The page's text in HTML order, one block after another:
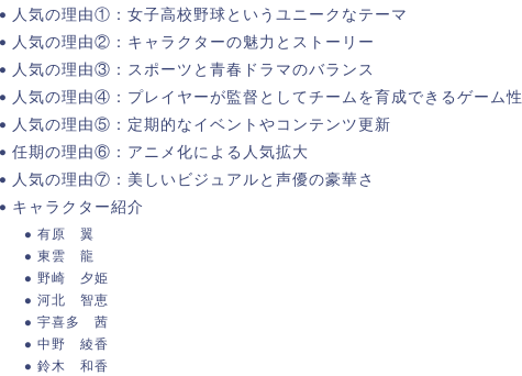
人気の理由①：女子高校野球というユニークなテーマ
人気の理由②：キャラクターの魅力とストーリー
人気の理由③：スポーツと青春ドラマのバランス
人気の理由④：プレイヤーが監督としてチームを育成できるゲーム性
人気の理由⑤：定期的なイベントやコンテンツ更新
任期の理由⑥：アニメ化による人気拡大
人気の理由⑦：美しいビジュアルと声優の豪華さ
キャラクター紹介
有原 翼
東雲 龍
野崎 夕姫
河北 智恵
宇喜多 茜
中野 綾香
鈴木 和香